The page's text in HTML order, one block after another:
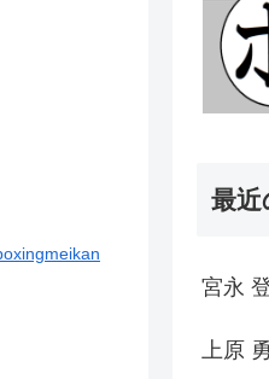
最近
宮永
上原